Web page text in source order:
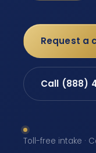
Request a
Call (888)
Toll-free intake ·